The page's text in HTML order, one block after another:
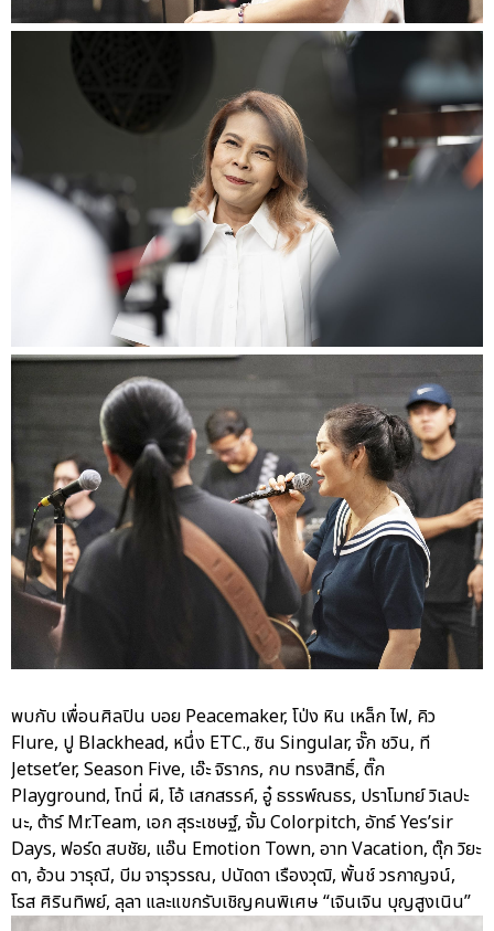
พบกับ เพื่อนศิลปิน บอย Peacemaker, โป่ง หิน เหล็ก ไฟ, คิว
Flure, ปู Blackhead, หนึ่ง ETC., ซิน Singular, จั๊ก ชวิน, ที
Jetset’er, Season Five, เอ๊ะ จิรากร, กบ ทรงสิทธิ์, ติ๊ก
Playground, โทนี่ ผี, โอ้ เสกสรรค์, อู๋ ธรรพ์ณธร, ปราโมทย์ วิเลปะ
นะ, ต้าร์ Mr.Team, เอก สุระเชษฐ์, จั้ม Colorpitch, อัทธ์ Yes’sir
Days, ฟอร์ด สบชัย, แอ๊น Emotion Town, อาท Vacation, ตุ๊ก วิยะ
ดา, อ้วน วารุณี, บีม จารุวรรณ, ปนัดดา เรืองวุฒิ, พั้นช์ วรกาญจน์,
โรส ศิรินทิพย์, ลุลา และแขกรับเชิญคนพิเศษ “เจินเจิน บุญสูงเนิน”